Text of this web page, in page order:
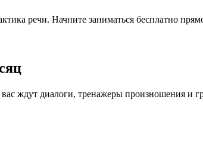
речи. Начните заниматься бесплатно
ждут диалоги, тренажеры произношения и